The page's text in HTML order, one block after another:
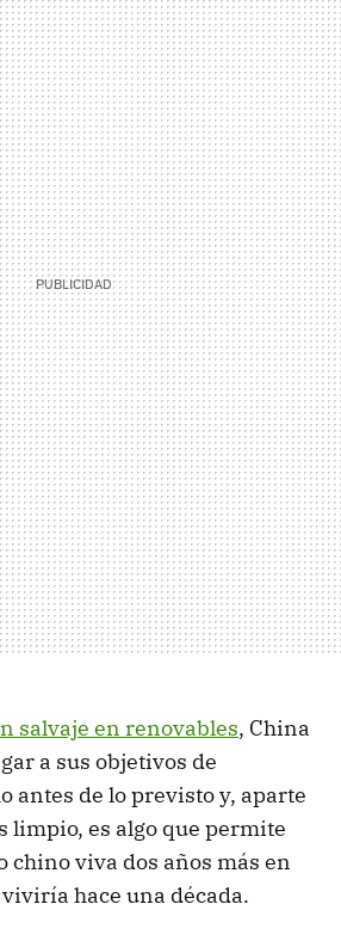
salvaje en renovables, China
a sus objetivos de
antes de lo previsto y, aparte
limpio, es algo que permite
chino viva dos años más en
hace una década.